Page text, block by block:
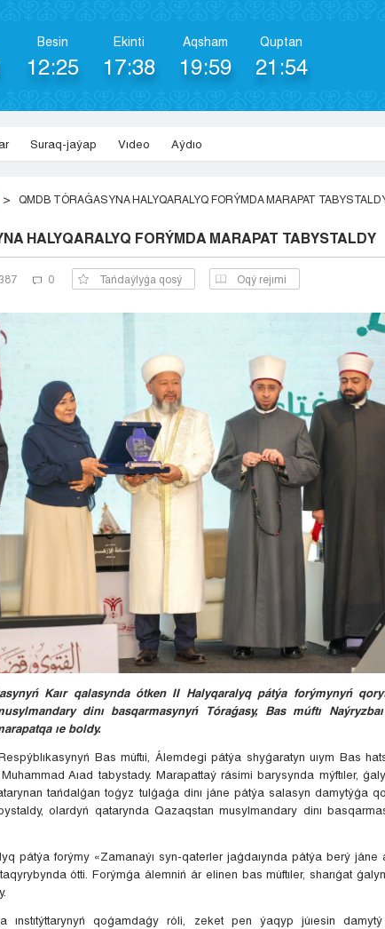
Besіn
12:25
Ekіntі
17:38
Aqsham
19:59
Quptan
21:54
Suraq-jaýap Vıdeo Aýdıo
QMDB TÓRAǴASYNA HALYQARALYQ FORÝMDA MARAPAT
HALYQARALYQ FORÝMDA MARAPAT TABYSTALDY
0 Tańdaýlyǵa qosý Оqý rejımi
Kaır qalasynda ótken II Halyqaralyq pátýa forýmynyń
dinı basqarmasynyń Tóraǵasy, Bas múftı
ıe boldy.
Bas múftıi, Álemdegi pátýa shyǵaratyn uıym Bas
Aıad tabystady. Marapattaý rásimi barysynda mýftıler,
tańdalǵan toǵyz tulǵaǵa dinı jáne pátýa salasyn damytýǵa
olardyń qatarynda Qazaqstan musylmandary dinı
pátýa forýmy «Zamanaýı syn-qaterler jaǵdaıynda pátýa berý jáne
ótti. Forýmǵa álemniń ár elinen bas múftıler, sharıǵat
ınstıtýttarynyń qoǵamdaǵy róli, zeket pen ýaqyp júıesin